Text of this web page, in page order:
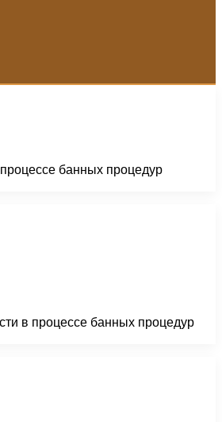
банных процедур
в процессе банных процедур